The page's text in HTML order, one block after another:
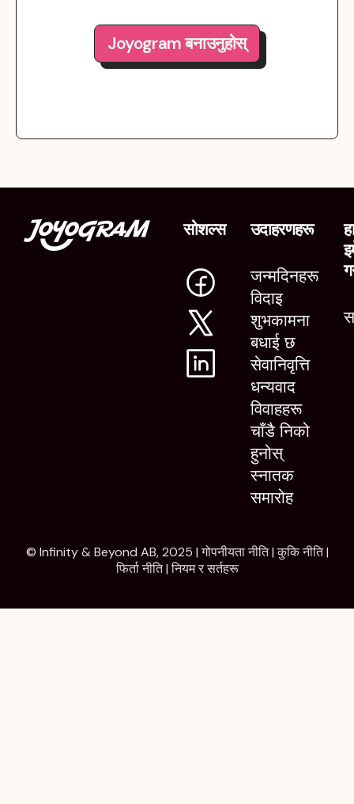
Joyogram बनाउनुहोस्
सोशल्स उदाहरणहरू
जन्मदिनहरू
विदाइ
शुभकामना
बधाई छ
सेवानिवृत्ति
धन्यवाद
विवाहहरू
चाँडै निको
हुनोस्
स्नातक
समारोह
© Infinity & Beyond AB, 2025 | गोपनीयता नीति | कुकि नीति |
फिर्ता नीति | नियम र सर्तहरू